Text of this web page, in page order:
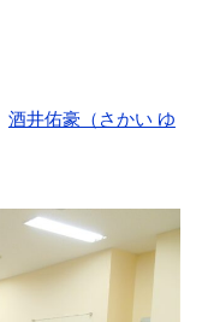
酒井佑豪（さかい ゆ